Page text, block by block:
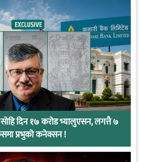
दिन १७ करोड भ्यालुएसन, लगत्तै ७
प्रभुको कनेक्सन !